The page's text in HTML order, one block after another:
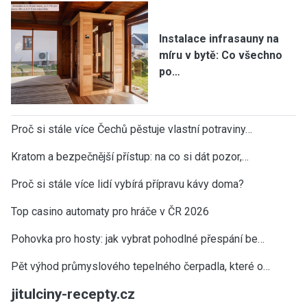
Instalace infrasauny na
míru v bytě: Co všechno
po…
Proč si stále více Čechů pěstuje vlastní potraviny…
Kratom a bezpečnější přístup: na co si dát pozor,…
Proč si stále více lidí vybírá přípravu kávy doma?
Top casino automaty pro hráče v ČR 2026
Pohovka pro hosty: jak vybrat pohodlné přespání be…
Pět výhod průmyslového tepelného čerpadla, které o…
jitulciny-recepty.cz